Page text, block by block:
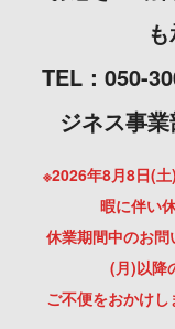
TEL：050-
ジネス事業
※2026年8月8日(
暇に伴い
休業期間中のお
(月)以降
ご不便をおかけ